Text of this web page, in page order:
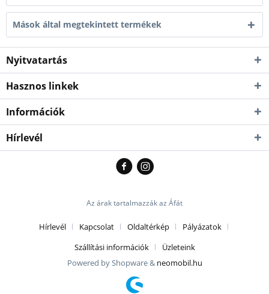
Mások által megtekintett termékek
Nyitvatartás
Hasznos linkek
Információk
Hírlevél
Az árak tartalmazzák az Áfát
Hírlevél Kapcsolat Oldaltérkép
Pályázatok
Szállítási információk
Üzleteink
Powered by Shopware & neomobil.hu